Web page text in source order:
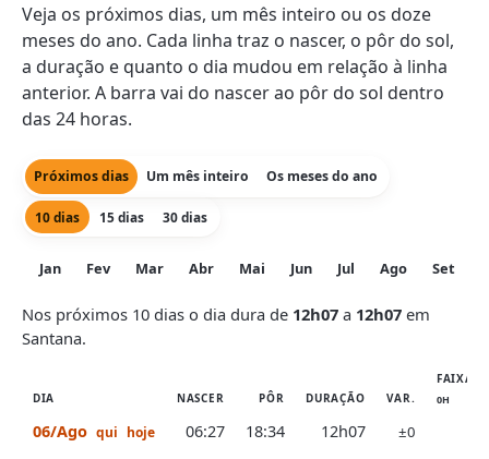
Veja os próximos dias, um mês inteiro ou os doze
meses do ano. Cada linha traz o nascer, o pôr do sol,
a duração e quanto o dia mudou em relação à linha
anterior. A barra vai do nascer ao pôr do sol dentro
das 24 horas.
Próximos dias Um mês inteiro Os meses do ano
10 dias 15 dias 30 dias
Jan Fev Mar Abr Mai Jun Jul Ago Set
Nos próximos 10 dias o dia dura de 12h07 a 12h07 em
Santana.
DIA NASCER PÔR DURAÇÃO VAR.
FAIXA
0H
06/Ago qui hoje 06:27 18:34 12h07 ±0